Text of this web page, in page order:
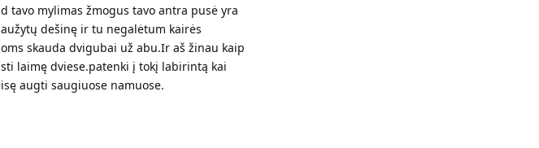
tavo mylimas žmogus tavo antra pusė yra
dešinę ir tu negalėtum kairės
skauda dvigubai už abu.Ir aš žinau kaip
laimę dviese.patenki į tokį labirintą kai
augti saugiuose namuose.